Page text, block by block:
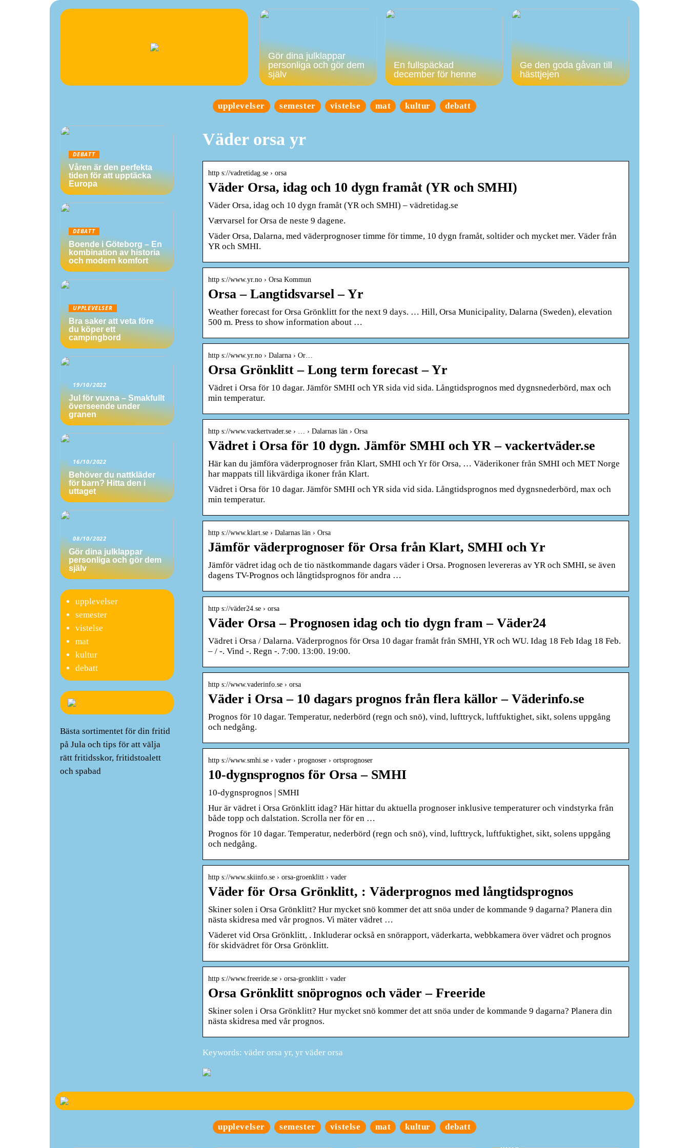
Gör dina julklappar
personliga och gör dem
själv
En fullspäckad
december för henne
Ge den goda gåvan till
hästtjejen
upplevelser semester vistelse mat kultur debatt
Väder orsa yr
http s://vadretidag.se › orsa
Väder Orsa, idag och 10 dygn framåt (YR och SMHI)
Väder Orsa, idag och 10 dygn framåt (YR och SMHI) – vädretidag.se
Værvarsel for Orsa de neste 9 dagene.
Väder Orsa, Dalarna, med väderprognoser timme för timme, 10 dygn framåt, soltider och mycket mer. Väder från
YR och SMHI.
http s://www.yr.no › Orsa Kommun
Orsa – Langtidsvarsel – Yr
Weather forecast for Orsa Grönklitt for the next 9 days. … Hill, Orsa Municipality, Dalarna (Sweden), elevation
500 m. Press to show information about …
http s://www.yr.no › Dalarna › Or…
Orsa Grönklitt – Long term forecast – Yr
Vädret i Orsa för 10 dagar. Jämför SMHI och YR sida vid sida. Långtidsprognos med dygnsnederbörd, max och
min temperatur.
http s://www.vackertvader.se › … › Dalarnas län › Orsa
Vädret i Orsa för 10 dygn. Jämför SMHI och YR – vackertväder.se
Här kan du jämföra väderprognoser från Klart, SMHI och Yr för Orsa, … Väderikoner från SMHI och MET Norge
har mappats till likvärdiga ikoner från Klart.
Vädret i Orsa för 10 dagar. Jämför SMHI och YR sida vid sida. Långtidsprognos med dygnsnederbörd, max och
min temperatur.
http s://www.klart.se › Dalarnas län › Orsa
Jämför väderprognoser för Orsa från Klart, SMHI och Yr
Jämför vädret idag och de tio nästkommande dagars väder i Orsa. Prognosen levereras av YR och SMHI, se även
dagens TV-Prognos och långtidsprognos för andra …
http s://väder24.se › orsa
Väder Orsa – Prognosen idag och tio dygn fram – Väder24
Vädret i Orsa / Dalarna. Väderprognos för Orsa 10 dagar framåt från SMHI, YR och WU. Idag 18 Feb Idag 18 Feb.
– / -. Vind -. Regn -. 7:00. 13:00. 19:00.
http s://www.vaderinfo.se › orsa
Väder i Orsa – 10 dagars prognos från flera källor – Väderinfo.se
Prognos för 10 dagar. Temperatur, nederbörd (regn och snö), vind, lufttryck, luftfuktighet, sikt, solens uppgång
och nedgång.
http s://www.smhi.se › vader › prognoser › ortsprognoser
10-dygnsprognos för Orsa – SMHI
10-dygnsprognos | SMHI
Hur är vädret i Orsa Grönklitt idag? Här hittar du aktuella prognoser inklusive temperaturer och vindstyrka från
både topp och dalstation. Scrolla ner för en …
Prognos för 10 dagar. Temperatur, nederbörd (regn och snö), vind, lufttryck, luftfuktighet, sikt, solens uppgång
och nedgång.
http s://www.skiinfo.se › orsa-groenklitt › vader
Väder för Orsa Grönklitt, : Väderprognos med långtidsprognos
Skiner solen i Orsa Grönklitt? Hur mycket snö kommer det att snöa under de kommande 9 dagarna? Planera din
nästa skidresa med vår prognos. Vi mäter vädret …
Väderet vid Orsa Grönklitt, . Inkluderar också en snörapport, väderkarta, webbkamera över vädret och prognos
för skidvädret för Orsa Grönklitt.
http s://www.freeride.se › orsa-gronklitt › vader
Orsa Grönklitt snöprognos och väder – Freeride
Skiner solen i Orsa Grönklitt? Hur mycket snö kommer det att snöa under de kommande 9 dagarna? Planera din
nästa skidresa med vår prognos.
Keywords: väder orsa yr, yr väder orsa
DEBATT
Våren är den perfekta
tiden för att upptäcka
Europa
DEBATT
Boende i Göteborg – En
kombination av historia
och modern komfort
UPPLEVELSER
Bra saker att veta före
du köper ett
campingbord
19/10/2022
Jul för vuxna – Smakfullt
överseende under
granen
16/10/2022
Behöver du nattkläder
för barn? Hitta den i
uttaget
08/10/2022
Gör dina julklappar
personliga och gör dem
själv
upplevelser
semester
vistelse
mat
kultur
debatt
Bästa sortimentet för din fritid
på Jula och tips för att välja
rätt fritidsskor, fritidstoalett
och spabad
upplevelser semester vistelse mat kultur debatt
själv